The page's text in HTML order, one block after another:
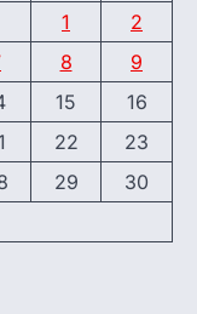
1
2
8
9
15
16
22
23
29
30